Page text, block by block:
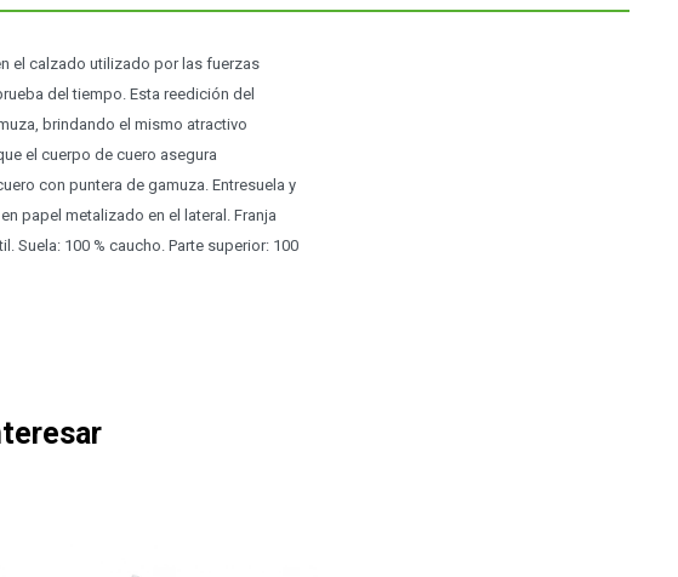
el calzado utilizado por las fuerzas
del tiempo. Esta reedición del
brindando el mismo atractivo
el cuerpo de cuero asegura
con puntera de gamuza. Entresuela y
papel metalizado en el lateral. Franja
Suela: 100 % caucho. Parte superior: 100